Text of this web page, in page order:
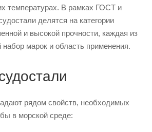
температурах. В рамках ГОСТ и
делятся на категории
и высокой прочности, каждая из
набор марок и область применения.
рядом свойств, необходимых
в морской среде: